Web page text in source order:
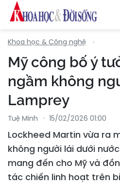
Khoa học & Công nghệ
Mỹ công bố ý
ngầm không
Lamprey
Tuệ Minh 15/02/2026 01:00
Lockheed Martin vừa ra
không người lái dưới
mang đến cho Mỹ và
tác chiến linh hoạt trên